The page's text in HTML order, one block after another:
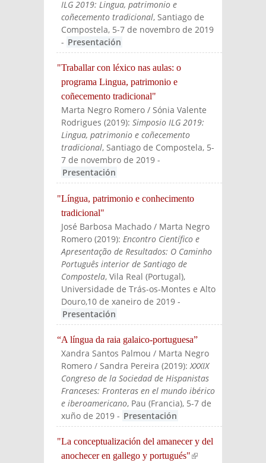
ILG 2019: Lingua, patrimonio e
coñecemento tradicional, Santiago de
Compostela, 5-7 de novembro de 2019
- Presentación
"Traballar con léxico nas aulas: o
programa Lingua, patrimonio e
coñecemento tradicional"
Marta Negro Romero / Sónia Valente
Rodrigues (2019):Simposio ILG 2019:
Lingua, patrimonio e coñecemento
tradicional, Santiago de Compostela, 5-
7 de novembro de 2019 -
Presentación
"Língua, patrimonio e conhecimento
tradicional"
José Barbosa Machado / Marta Negro
Romero(2019): Encontro Científico e
Apresentação de Resultados: O Caminho
Português interior de Santiago de
Compostela, Vila Real (Portugal),
Universidade de Trás-os-Montes e Alto
Douro,10 de xaneiro de 2019 -
Presentación
“A língua da raia galaico-portuguesa”
Xandra Santos Palmou / Marta Negro
Romero / Sandra Pereira (2019):XXXIX
Congreso de la Sociedad de Hispanistas
Franceses: Fronteras en el mundo ibérico
e iberoamericano, Pau (Francia), 5-7 de
xuño de 2019- Presentación
"La conceptualización del amanecer y del
anochecer en gallego y portugués"(link is